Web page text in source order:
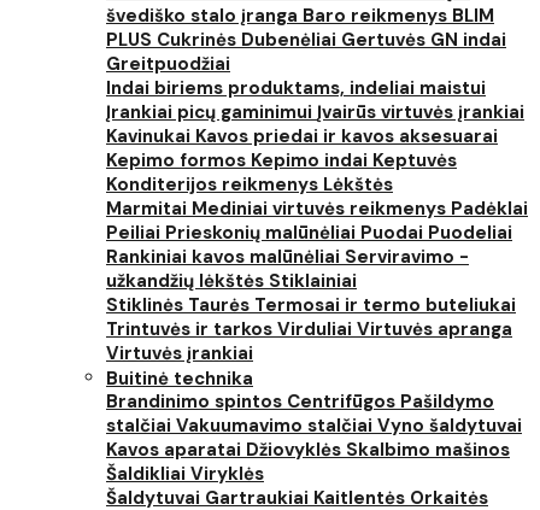
švediško stalo įranga Baro reikmenys BLIM
PLUS Cukrinės Dubenėliai Gertuvės GN indai
Greitpuodžiai
Indai biriems produktams, indeliai maistui
Įrankiai picų gaminimui Įvairūs virtuvės įrankiai
Kavinukai Kavos priedai ir kavos aksesuarai
Kepimo formos Kepimo indai Keptuvės
Konditerijos reikmenys Lėkštės
Marmitai Mediniai virtuvės reikmenys Padėklai
Peiliai Prieskonių malūnėliai Puodai Puodeliai
Rankiniai kavos malūnėliai Serviravimo -
užkandžių lėkštės Stiklainiai
Stiklinės Taurės Termosai ir termo buteliukai
Trintuvės ir tarkos Virduliai Virtuvės apranga
Virtuvės įrankiai
Buitinė technika
Brandinimo spintos Centrifūgos Pašildymo
stalčiai Vakuumavimo stalčiai Vyno šaldytuvai
Kavos aparatai Džiovyklės Skalbimo mašinos
Šaldikliai Viryklės
Šaldytuvai Gartraukiai Kaitlentės Orkaitės